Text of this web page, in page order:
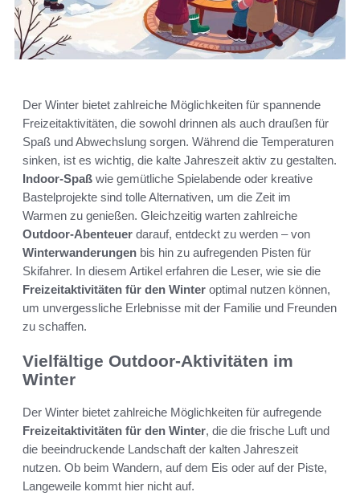
Der Winter bietet zahlreiche Möglichkeiten für spannende
Freizeitaktivitäten, die sowohl drinnen als auch draußen für
Spaß und Abwechslung sorgen. Während die Temperaturen
sinken, ist es wichtig, die kalte Jahreszeit aktiv zu gestalten.
Indoor-Spaß wie gemütliche Spielabende oder kreative
Bastelprojekte sind tolle Alternativen, um die Zeit im
Warmen zu genießen. Gleichzeitig warten zahlreiche
Outdoor-Abenteuer darauf, entdeckt zu werden – von
Winterwanderungen bis hin zu aufregenden Pisten für
Skifahrer. In diesem Artikel erfahren die Leser, wie sie die
Freizeitaktivitäten für den Winter optimal nutzen können,
um unvergessliche Erlebnisse mit der Familie und Freunden
zu schaffen.
Vielfältige Outdoor-Aktivitäten im
Winter
Der Winter bietet zahlreiche Möglichkeiten für aufregende
Freizeitaktivitäten für den Winter, die die frische Luft und
die beeindruckende Landschaft der kalten Jahreszeit
nutzen. Ob beim Wandern, auf dem Eis oder auf der Piste,
Langeweile kommt hier nicht auf.